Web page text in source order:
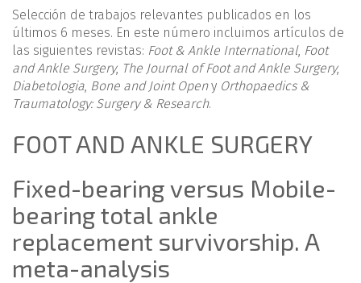
Selección de trabajos relevantes publicados en los
últimos 6 meses. En este número incluimos artículos de
las siguientes revistas: Foot & Ankle International, Foot
and Ankle Surgery, The Journal of Foot and Ankle Surgery,
Diabetologia, Bone and Joint Openy Orthopaedics &
Traumatology: Surgery & Research.
FOOT AND ANKLE SURGERY
Fixed-bearing versus Mobile-
bearing total ankle
replacement survivorship. A
meta-analysis